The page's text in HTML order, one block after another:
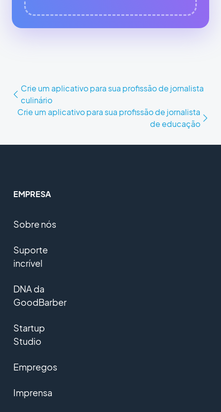
Crie um aplicativo para sua profissão de jornalista
culinário
Crie um aplicativo para sua profissão de jornalista
de educação
EMPRESA
Sobre nós
Suporte
incrível
DNA da
GoodBarber
Startup
Studio
Empregos
Imprensa